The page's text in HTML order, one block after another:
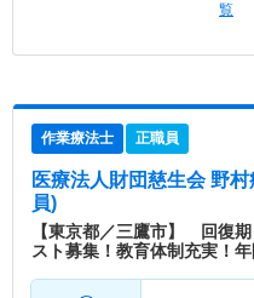
覧
作業療法士 正職員
医療法人財団慈生会 野村
員)
【東京都／三鷹市】 回復
スト募集！教育体制充実！年